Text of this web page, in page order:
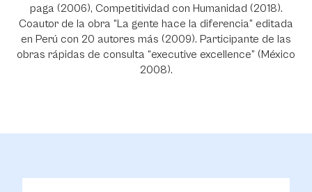
paga (2006), Competitividad con Humanidad (2018).
Coautor de la obra “La gente hace la diferencia” editada
en Perú con 20 autores más (2009). Participante de las
obras rápidas de consulta “executive excellence” (México
2008).